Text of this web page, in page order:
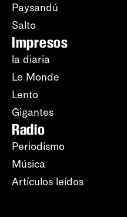
Paysandú
Salto
Impresos
la diaria
Le Monde
Lento
Gigantes
Radio
Periodismo
Música
Artículos leídos